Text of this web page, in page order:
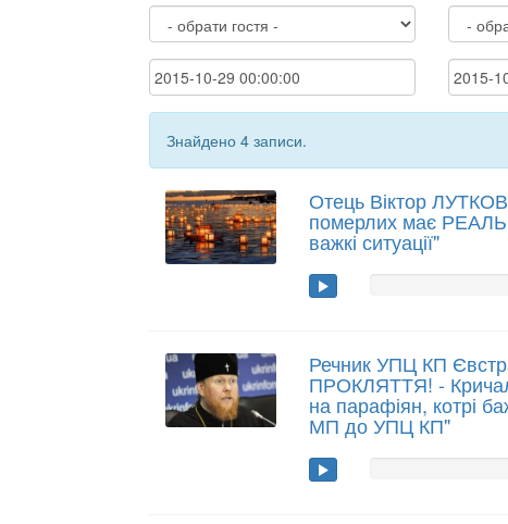
Знайдено 4 записи.
Отець Віктор
померлих має
важкі ситуації"
Речник УПЦ КП
ПРОКЛЯТТЯ! -
на парафіян, котрі
МП до УПЦ КП"